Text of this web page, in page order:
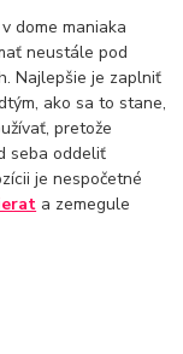
dome maniaka
neustále pod
Najlepšie je zaplniť
ako sa to stane,
pretože
seba oddeliť
je nespočetné
a zemegule